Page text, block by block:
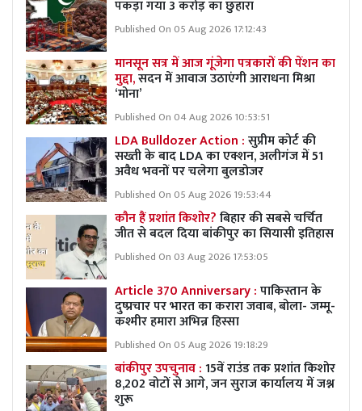
पकड़ा गया 3 करोड़ का छुहारा
Published On 05 Aug 2026 17:12:43
मानसून सत्र में आज गूंजेगा पत्रकारों की पेंशन का
मुद्दा,सदन में आवाज उठाएंगी आराधना मिश्रा
‘मोना’
Published On 04 Aug 2026 10:53:51
LDA Bulldozer Action :सुप्रीम कोर्ट की
सख्ती के बाद LDA का एक्शन, अलीगंज में 51
अवैध भवनों पर चलेगा बुलडोजर
Published On 05 Aug 2026 19:53:44
कौन हैं प्रशांत किशोर?बिहार की सबसे चर्चित
जीत से बदल दिया बांकीपुर का सियासी इतिहास
Published On 03 Aug 2026 17:53:05
Article 370 Anniversary :पाकिस्तान के
दुष्प्रचार पर भारत का करारा जवाब, बोला- जम्मू-
कश्मीर हमारा अभिन्न हिस्सा
Published On 05 Aug 2026 19:18:29
बांकीपुर उपचुनाव :15वें राउंड तक प्रशांत किशोर
8,202 वोटों से आगे, जन सुराज कार्यालय में जश्न
शुरू